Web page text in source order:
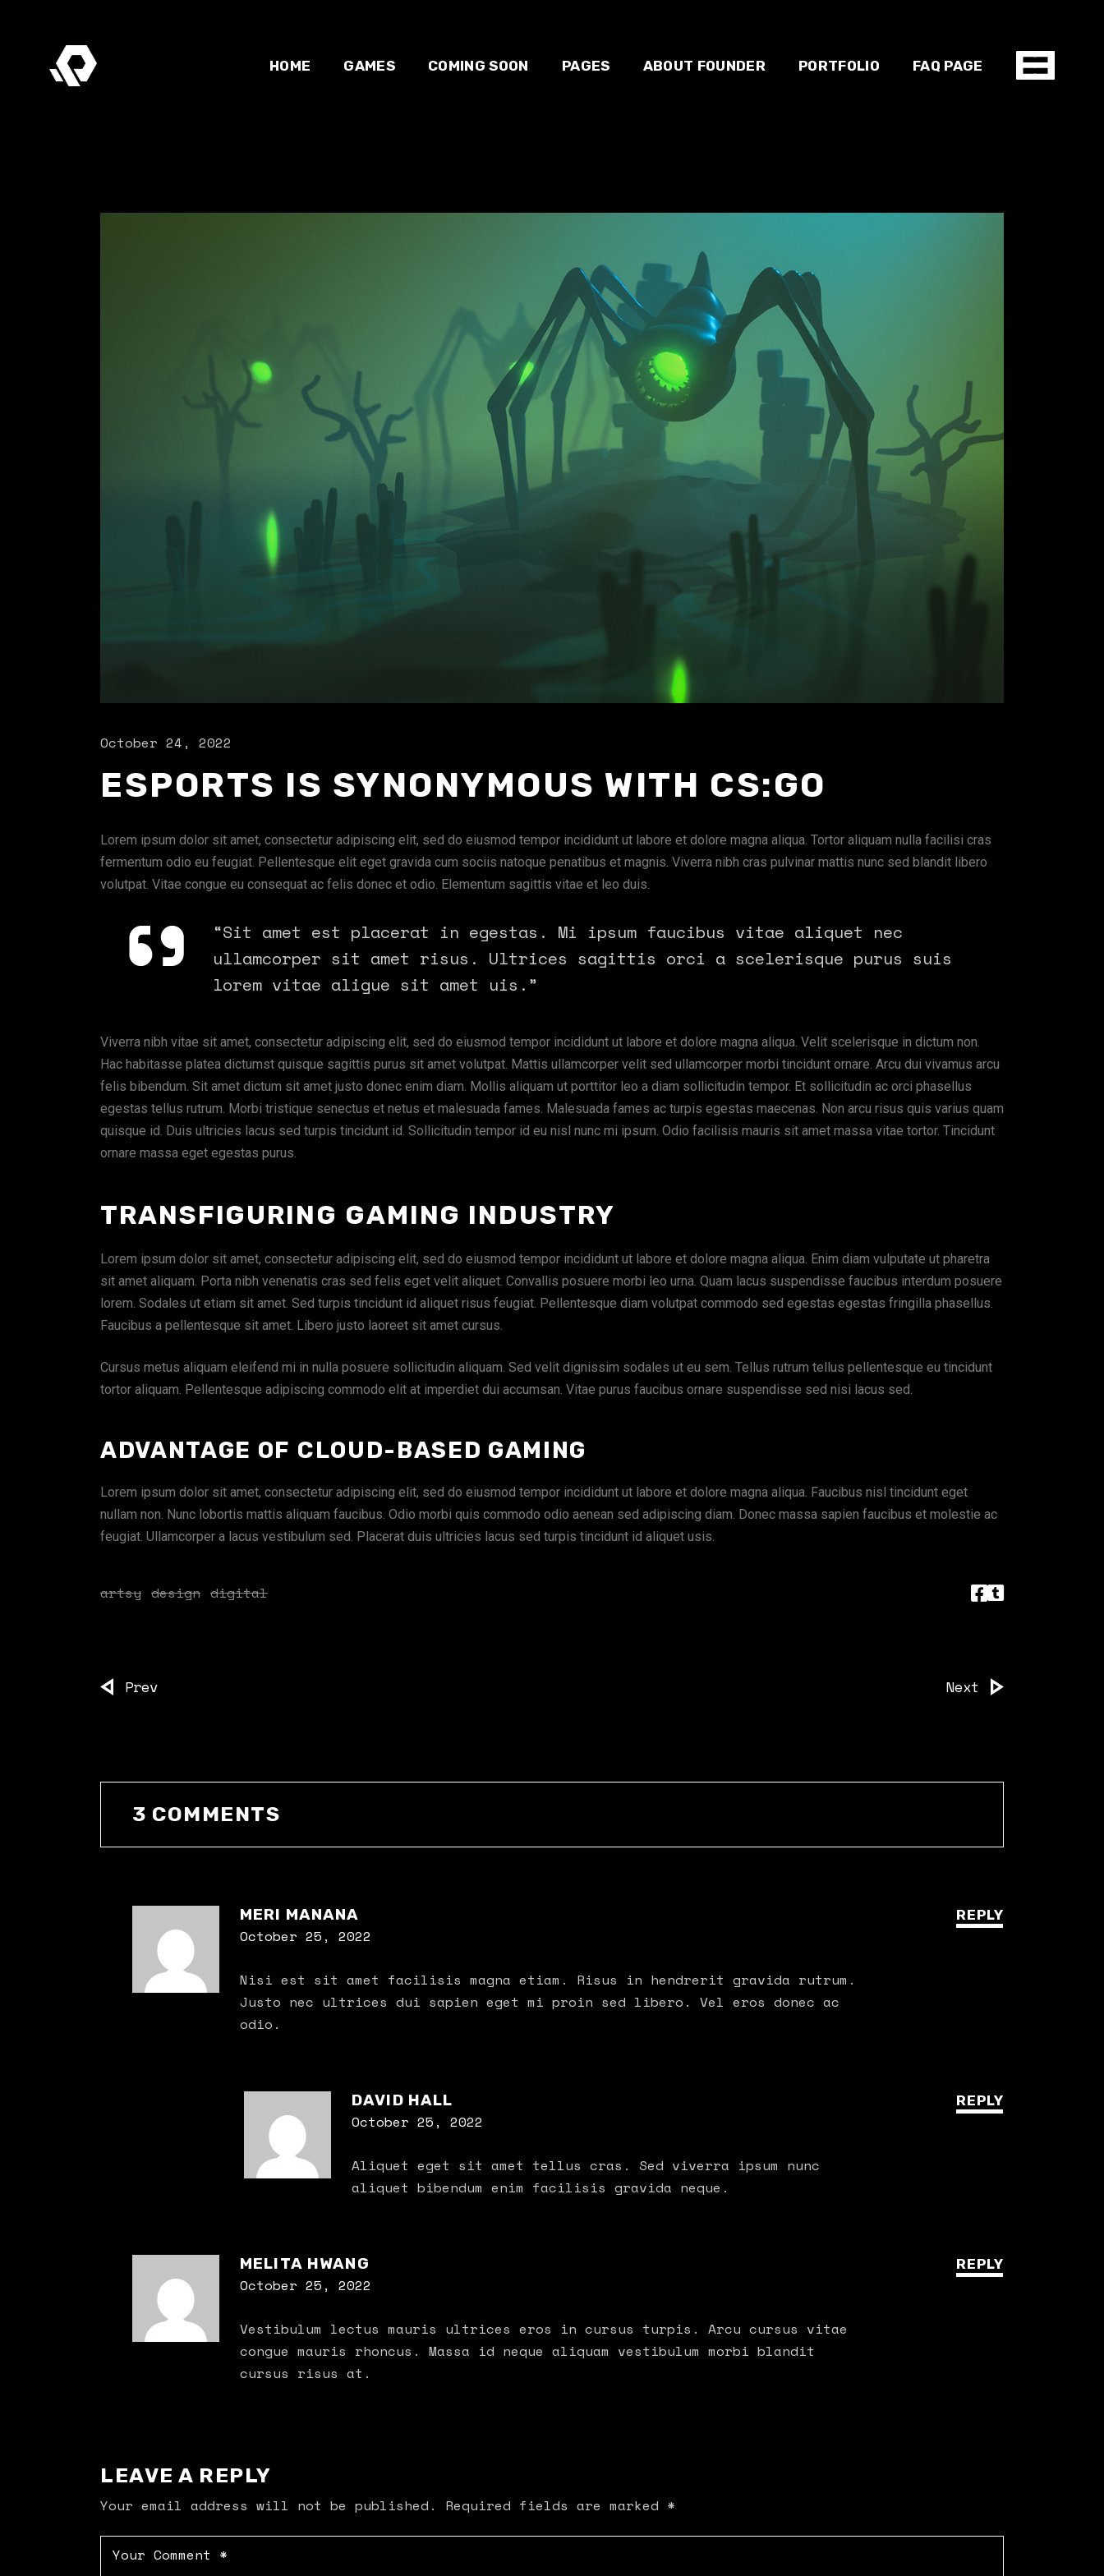
HOME
Main home
Landing
GAMES COMING SOON PAGES
Our team
E-sport
Contact us
ABOUT FOUNDER PORTFOLIO FAQ PAGE
October 24, 2022
ESPORTS IS SYNONYMOUS WITH CS:GO
Lorem ipsum dolor sit amet, consectetur adipiscing elit, sed do eiusmod tempor incididunt ut labore et dolore magna aliqua. Tortor aliquam nulla facilisi cras
fermentum odio eu feugiat. Pellentesque elit eget gravida cum sociis natoque penatibus et magnis. Viverra nibh cras pulvinar mattis nunc sed blandit libero
volutpat. Vitae congue eu consequat ac felis donec et odio. Elementum sagittis vitae et leo duis.
“Sit amet est placerat in egestas. Mi ipsum faucibus vitae aliquet nec
ullamcorper sit amet risus. Ultrices sagittis orci a scelerisque purus suis
lorem vitae aligue sit amet uis.”
Viverra nibh vitae sit amet, consectetur adipiscing elit, sed do eiusmod tempor incididunt ut labore et dolore magna aliqua. Velit scelerisque in dictum non.
Hac habitasse platea dictumst quisque sagittis purus sit amet volutpat. Mattis ullamcorper velit sed ullamcorper morbi tincidunt ornare. Arcu dui vivamus arcu
felis bibendum. Sit amet dictum sit amet justo donec enim diam. Mollis aliquam ut porttitor leo a diam sollicitudin tempor. Et sollicitudin ac orci phasellus
egestas tellus rutrum. Morbi tristique senectus et netus et malesuada fames. Malesuada fames ac turpis egestas maecenas. Non arcu risus quis varius quam
quisque id. Duis ultricies lacus sed turpis tincidunt id. Sollicitudin tempor id eu nisl nunc mi ipsum. Odio facilisis mauris sit amet massa vitae tortor. Tincidunt
ornare massa eget egestas purus.
TRANSFIGURING GAMING INDUSTRY
Lorem ipsum dolor sit amet, consectetur adipiscing elit, sed do eiusmod tempor incididunt ut labore et dolore magna aliqua. Enim diam vulputate ut pharetra
sit amet aliquam. Porta nibh venenatis cras sed felis eget velit aliquet. Convallis posuere morbi leo urna. Quam lacus suspendisse faucibus interdum posuere
lorem. Sodales ut etiam sit amet. Sed turpis tincidunt id aliquet risus feugiat. Pellentesque diam volutpat commodo sed egestas egestas fringilla phasellus.
Faucibus a pellentesque sit amet. Libero justo laoreet sit amet cursus.
Cursus metus aliquam eleifend mi in nulla posuere sollicitudin aliquam. Sed velit dignissim sodales ut eu sem. Tellus rutrum tellus pellentesque eu tincidunt
tortor aliquam. Pellentesque adipiscing commodo elit at imperdiet dui accumsan. Vitae purus faucibus ornare suspendisse sed nisi lacus sed.
ADVANTAGE OF CLOUD-BASED GAMING
Lorem ipsum dolor sit amet, consectetur adipiscing elit, sed do eiusmod tempor incididunt ut labore et dolore magna aliqua. Faucibus nisl tincidunt eget
nullam non. Nunc lobortis mattis aliquam faucibus. Odio morbi quis commodo odio aenean sed adipiscing diam. Donec massa sapien faucibus et molestie ac
feugiat. Ullamcorper a lacus vestibulum sed. Placerat duis ultricies lacus sed turpis tincidunt id aliquet usis.
artsy design digital
Prev Next
3 COMMENTS
MERI MANANA
October 25, 2022
REPLY
Nisi est sit amet facilisis magna etiam. Risus in hendrerit gravida rutrum.
Justo nec ultrices dui sapien eget mi proin sed libero. Vel eros donec ac
odio.
DAVID HALL
October 25, 2022
REPLY
Aliquet eget sit amet tellus cras. Sed viverra ipsum nunc
aliquet bibendum enim facilisis gravida neque.
MELITA HWANG
October 25, 2022
REPLY
Vestibulum lectus mauris ultrices eros in cursus turpis. Arcu cursus vitae
congue mauris rhoncus. Massa id neque aliquam vestibulum morbi blandit
cursus risus at.
LEAVE A REPLY
Your email address will not be published. Required fields are marked *